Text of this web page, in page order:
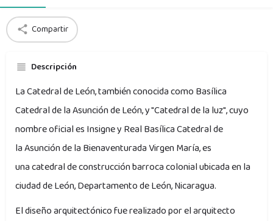
Compartir
Descripción
La Catedral de León, también conocida como Basílica
Catedral de la Asunción de León, y "Catedral de la luz", cuyo
nombre oficial es Insigne y Real Basílica Catedral de
la Asunción de la Bienaventurada Virgen María, es
una catedral de construcción barroca colonial ubicada en la
ciudad de León, Departamento de León, Nicaragua.
El diseño arquitectónico fue realizado por el arquitecto